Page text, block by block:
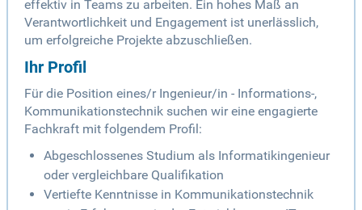
effektiv in Teams zu arbeiten. Ein hohes Maß an
Verantwortlichkeit und Engagement ist unerlässlich,
um erfolgreiche Projekte abzuschließen.
Ihr Profil
Für die Position eines/r Ingenieur/in - Informations-,
Kommunikationstechnik suchen wir eine engagierte
Fachkraft mit folgendem Profil:
Abgeschlossenes Studium als Informatikingenieur
oder vergleichbare Qualifikation
Vertiefte Kenntnisse in Kommunikationstechnik